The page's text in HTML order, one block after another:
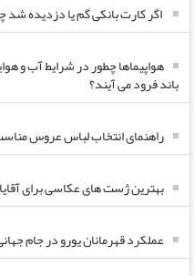
اگر کارت بانکی گم یا دزدیده شد
هواپیماها چطور در شرایط آب و
باند فرود می آیند؟
راهنمای انتخاب لباس عروس
بهترین ژست های عکاسی برای
عملکرد قهرمانان یورو در جام